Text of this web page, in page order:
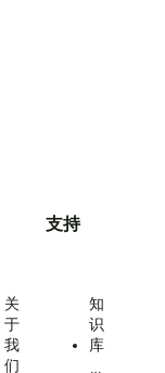
关
于
我
们
支持
知
识
库